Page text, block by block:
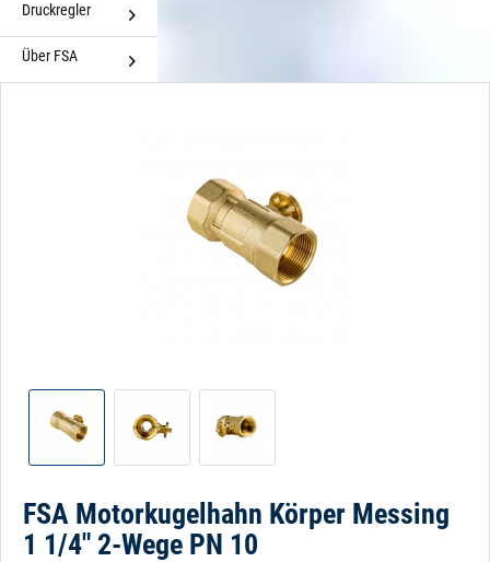
Druckregler
Über FSA
FSA Motorkugelhahn Körper Messing
1 1/4" 2-Wege PN 10